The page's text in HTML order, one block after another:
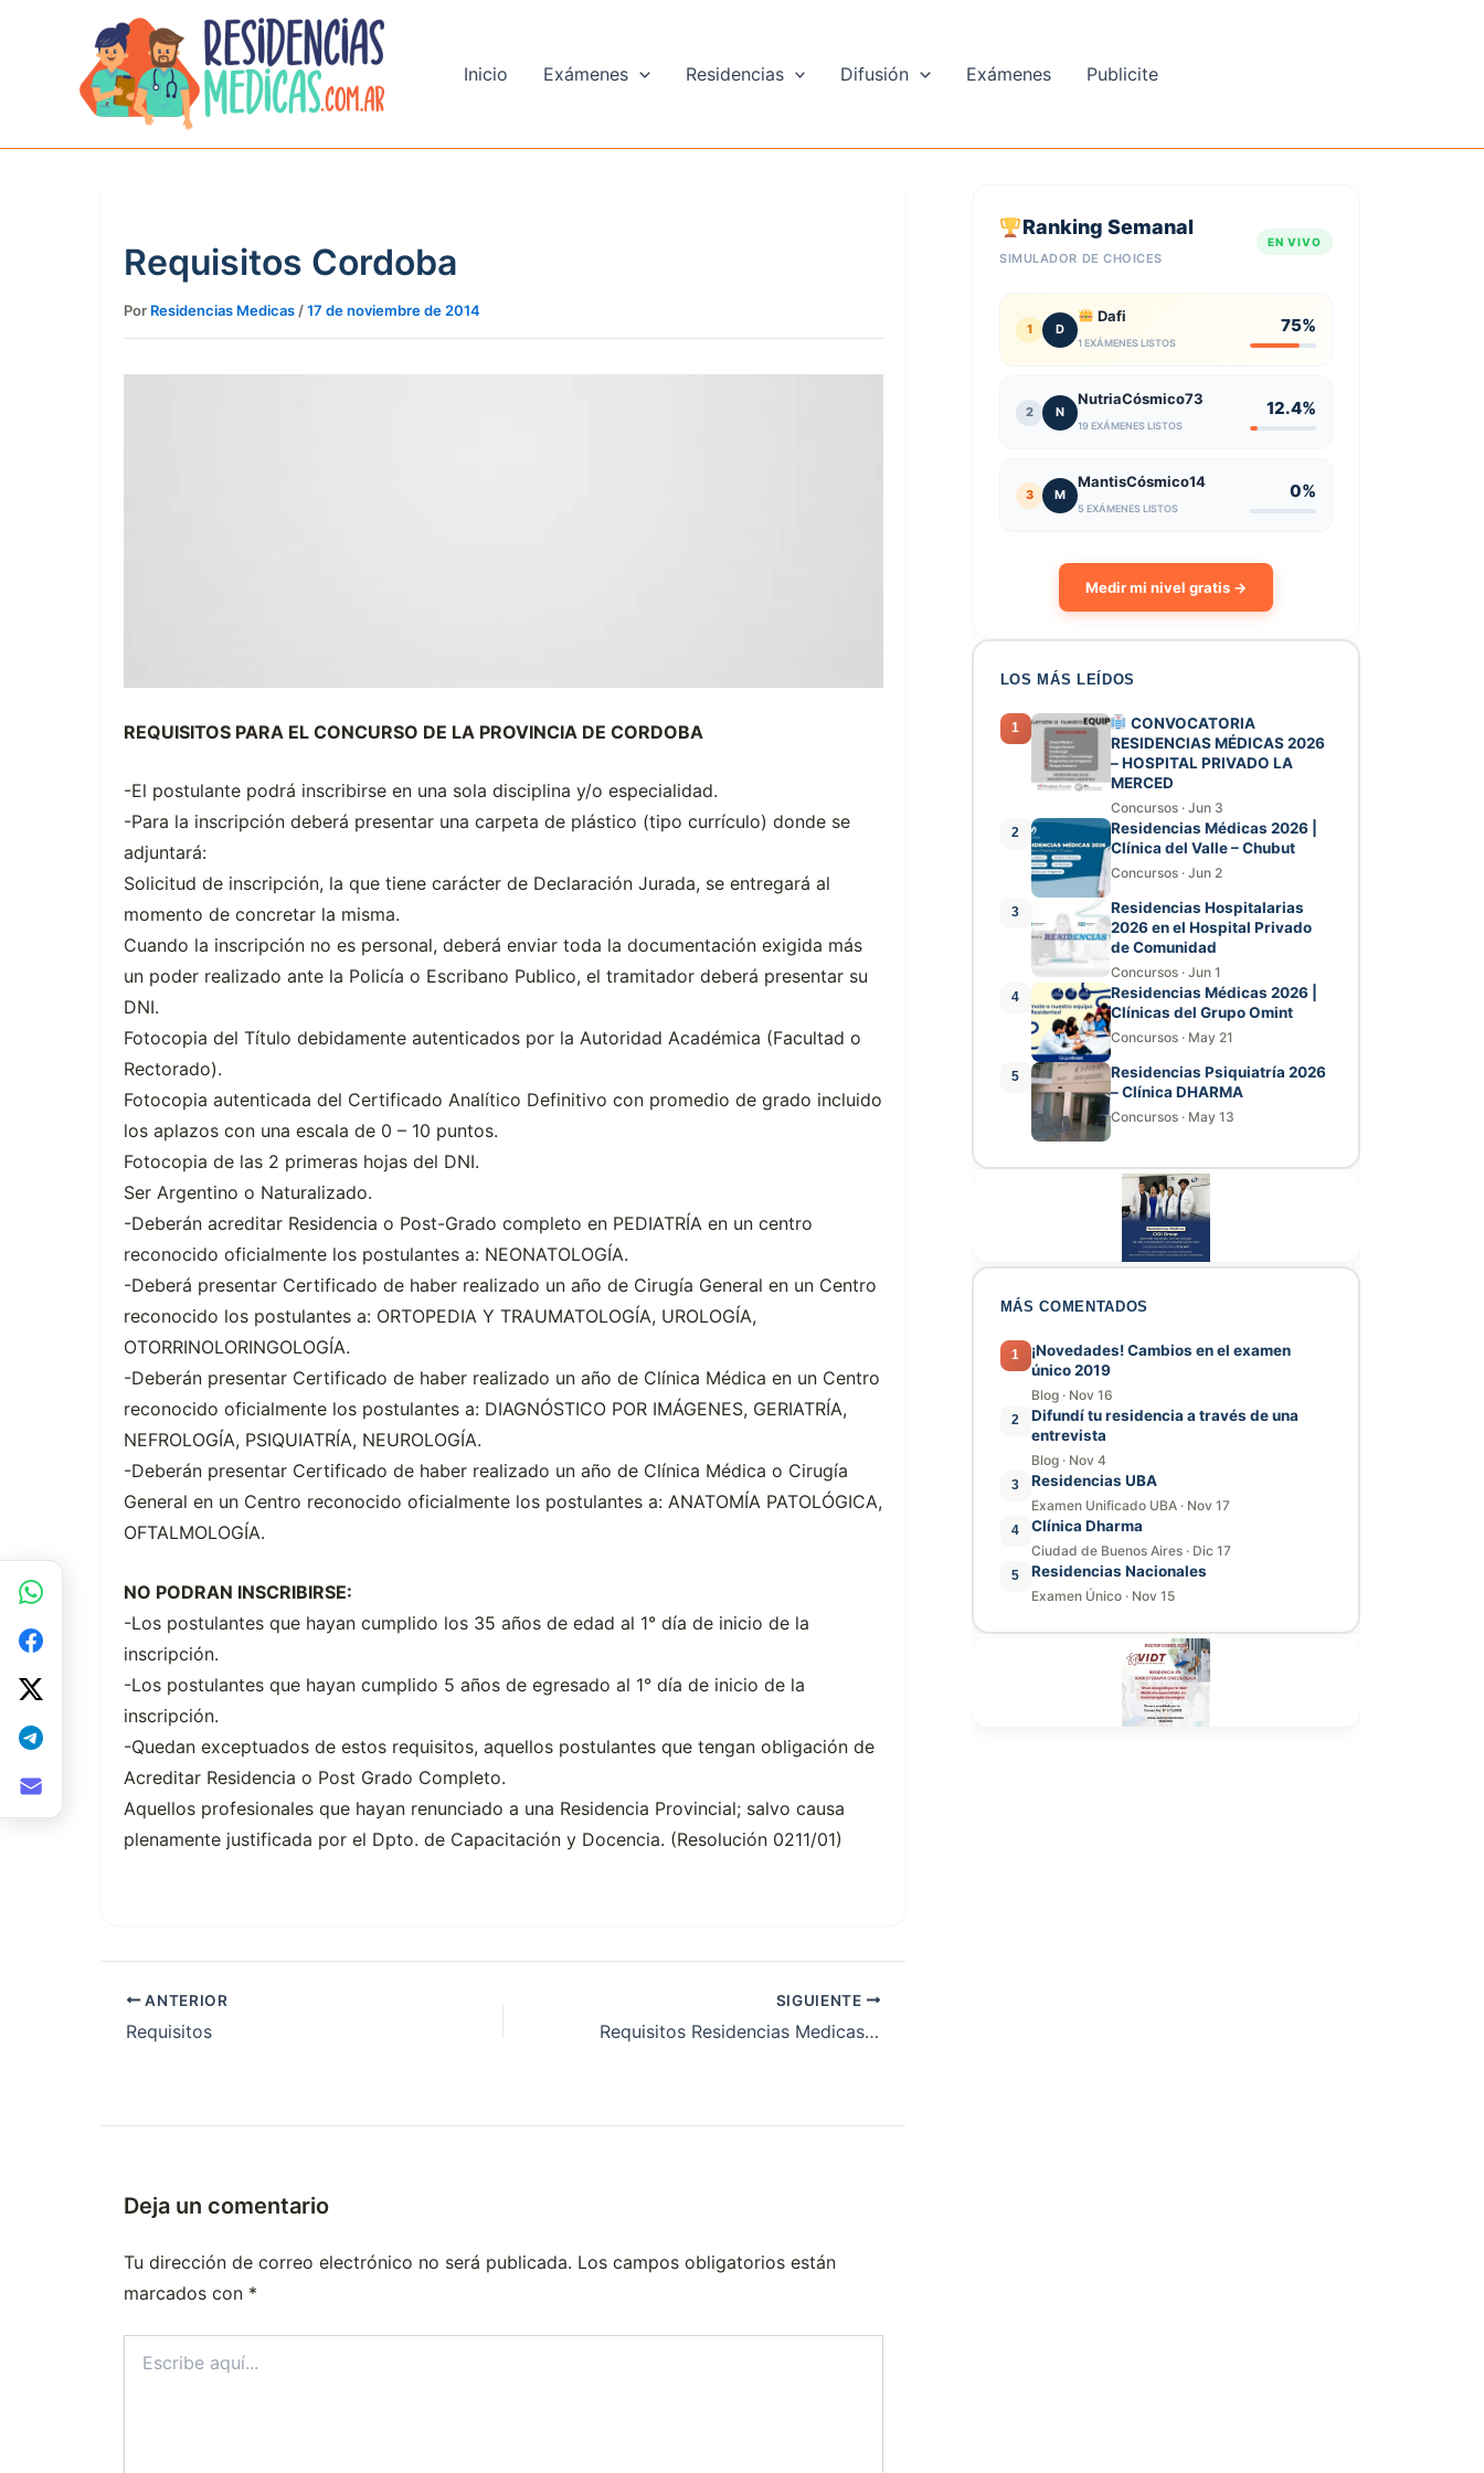
Inicio Exámenes Residencias Difusión Exámenes Publicite
Requisitos Cordoba
Por Residencias Medicas /17 de noviembre de 2014
REQUISITOS PARA EL CONCURSO DE LA PROVINCIA DE CORDOBA
-El postulante podrá inscribirse en una sola disciplina y/o especialidad.
-Para la inscripción deberá presentar una carpeta de plástico (tipo currículo) donde se
adjuntará:
Solicitud de inscripción, la que tiene carácter de Declaración Jurada, se entregará al
momento de concretar la misma.
Cuando la inscripción no es personal, deberá enviar toda la documentación exigida más
un poder realizado ante la Policía o Escribano Publico, el tramitador deberá presentar su
DNI.
Fotocopia del Título debidamente autenticados por la Autoridad Académica (Facultad o
Rectorado).
Fotocopia autenticada del Certificado Analítico Definitivo con promedio de grado incluido
los aplazos con una escala de 0 – 10 puntos.
Fotocopia de las 2 primeras hojas del DNI.
Ser Argentino o Naturalizado.
-Deberán acreditar Residencia o Post-Grado completo en PEDIATRÍA en un centro
reconocido oficialmente los postulantes a: NEONATOLOGÍA.
-Deberá presentar Certificado de haber realizado un año de Cirugía General en un Centro
reconocido los postulantes a: ORTOPEDIA Y TRAUMATOLOGÍA, UROLOGÍA,
OTORRINOLORINGOLOGÍA.
-Deberán presentar Certificado de haber realizado un año de Clínica Médica en un Centro
reconocido oficialmente los postulantes a: DIAGNÓSTICO POR IMÁGENES, GERIATRÍA,
NEFROLOGÍA, PSIQUIATRÍA, NEUROLOGÍA.
-Deberán presentar Certificado de haber realizado un año de Clínica Médica o Cirugía
General en un Centro reconocido oficialmente los postulantes a: ANATOMÍA PATOLÓGICA,
OFTALMOLOGÍA.
NO PODRAN INSCRIBIRSE:
-Los postulantes que hayan cumplido los 35 años de edad al 1° día de inicio de la
inscripción.
-Los postulantes que hayan cumplido 5 años de egresado al 1° día de inicio de la
inscripción.
-Quedan exceptuados de estos requisitos, aquellos postulantes que tengan obligación de
Acreditar Residencia o Post Grado Completo.
Aquellos profesionales que hayan renunciado a una Residencia Provincial; salvo causa
plenamente justificada por el Dpto. de Capacitación y Docencia. (Resolución 0211/01)
ANTERIOR
Requisitos
SIGUIENTE
Requisitos Residencias Medicas 2012
Deja un comentario
Tu dirección de correo electrónico no será publicada. Los campos obligatorios están
marcados con *
aquí...
Ranking Semanal
SIMULADOR DE CHOICES
EN VIVO
1 D
Dafi
1 EXÁMENES LISTOS
75%
2 N
NutriaCósmico73
19 EXÁMENES LISTOS
12.4%
3 M
MantisCósmico14
5 EXÁMENES LISTOS
0%
Medir mi nivel gratis →
LOS MÁS LEÍDOS
1
CONVOCATORIA
RESIDENCIAS MÉDICAS 2026
– HOSPITAL PRIVADO LA
MERCED
Concursos · Jun 3
2
Residencias Médicas 2026 |
Clínica del Valle – Chubut
Concursos · Jun 2
3
Residencias Hospitalarias
2026 en el Hospital Privado
de Comunidad
Concursos · Jun 1
4
Residencias Médicas 2026 |
Clínicas del Grupo Omint
Concursos · May 21
5
Residencias Psiquiatría 2026
– Clínica DHARMA
Concursos · May 13
MÁS COMENTADOS
1
¡Novedades! Cambios en el examen
único 2019
Blog · Nov 16
2
Difundí tu residencia a través de una
entrevista
Blog · Nov 4
3 Residencias UBA
Examen Unificado UBA · Nov 17
4 Clínica Dharma
Ciudad de Buenos Aires · Dic 17
5 Residencias Nacionales
Examen Único · Nov 15